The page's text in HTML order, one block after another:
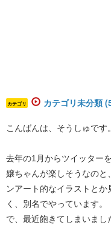
カテゴリ カテゴリ未分類
こんばんは、そうしゅです。
去年の1月からツイッター
嬢ちゃんが楽しそうなのと
ンアート的なイラストと
く、別名でやっています。
で、最近飽きてしまいまし